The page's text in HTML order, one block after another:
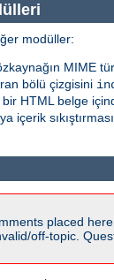
modüller:
MIME
bölü çizgisini
HTML belge
içerik
placed
off-topic.